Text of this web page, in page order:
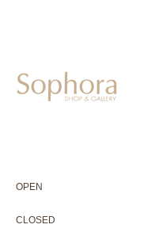
OPEN
CLOSED